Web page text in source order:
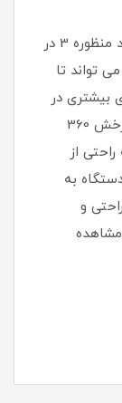
✔تجربه کامل عکاسی با دستگیره تلفن چند منظوره 3 در
تواند تا
بیشتری در
گرفتن عکس یا فیلم ایجاد کند. با زاویه چرخش 360
به راحتی از
به
و
مشاهده